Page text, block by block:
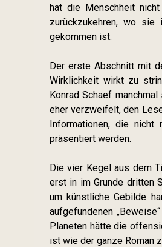
hat die Menschheit
zurückzukehren, wo sie
gekommen ist.
Der erste Abschnitt mit
Wirklichkeit wirkt zu
Konrad Schaef
eher verzweifelt, den
Informationen, die nicht
präsentiert werden.
Die vier Kegel aus dem
erst in im Grunde dritten
um künstliche Gebilde
aufgefundenen
Planeten hätte die
ist wie der ganze Roman